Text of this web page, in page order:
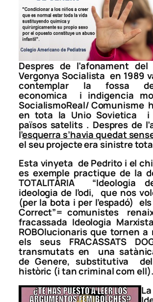
Despres de l’afonament
Vergonya Socialista en 1989
contemplar la fossa
economica i indigencia
SocialismoReal/ Comunisme
en tota la Unio Sovietica
països satelits . Despres de
l’esquerra s’havia quedat
el seu projecte era sinistre
Esta vinyeta de Pedrito i el
es exemple practique de la
TOTALITÀRIA “Ideologia
ideologia de l’odi, que nos
(per la bota i per l’espadó)
Correct”= comunistes
fracassada Ideologia
ROBOlucionaris que tornen
els seus FRACASSATS
transmutats en una
de Genere, substitutiva
històric (i tan criminal com ell).